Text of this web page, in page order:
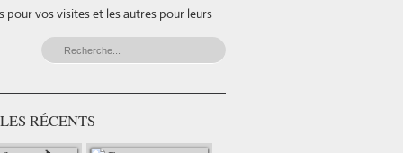
vos visites et les autres pour leurs
RÉCENTS